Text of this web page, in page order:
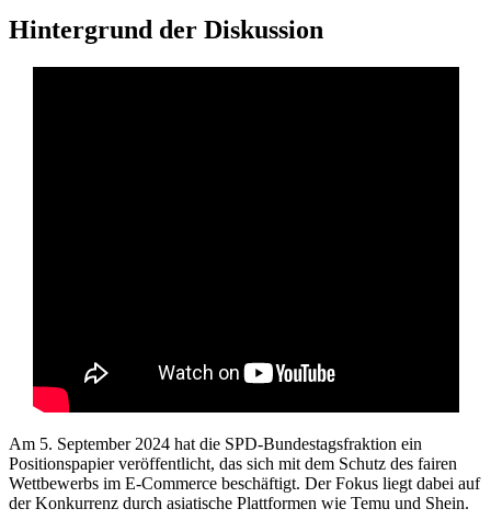
Hintergrund der Diskussion
Am 5. September 2024 hat die SPD-Bundestagsfraktion ein
Positionspapier veröffentlicht, das sich mit dem Schutz des fairen
Wettbewerbs im E-Commerce beschäftigt. Der Fokus liegt dabei auf
der Konkurrenz durch asiatische Plattformen wie Temu und Shein.